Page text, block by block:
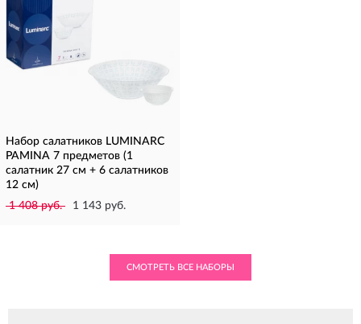
Набор салатников LUMINARC
PAMINA 7 предметов (1
салатник 27 см + 6 салатников
12 см)
1 408 руб.
1 143 руб.
СМОТРЕТЬ ВСЕ НАБОРЫ